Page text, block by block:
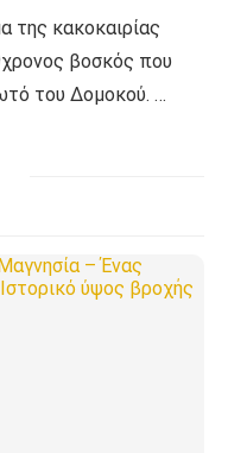
της κακοκαιρίας
βοσκός που
του Δομοκού. …